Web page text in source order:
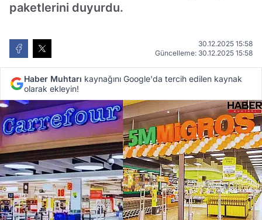
paketlerini duyurdu.
30.12.2025 15:58
Güncelleme: 30.12.2025 15:58
Haber Muhtarı kaynağını Google'da tercih edilen kaynak
olarak ekleyin!